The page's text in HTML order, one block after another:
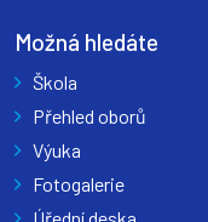
Možná hledáte
Škola
Přehled oborů
Výuka
Fotogalerie